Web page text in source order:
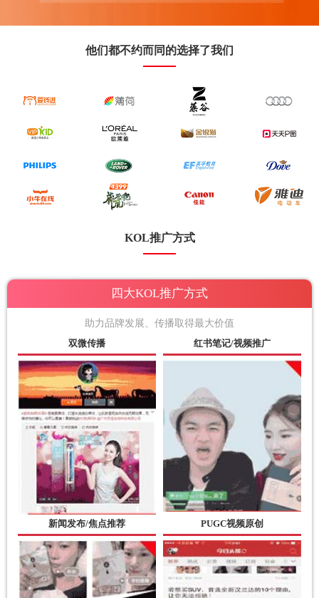
他们都不约而同的选择了我们
KOL推广方式
四大KOL推广方式
助力品牌发展、传播取得最大价值
双微传播
红书笔记/视频推广
新闻发布/焦点推荐 PUGC视频原创